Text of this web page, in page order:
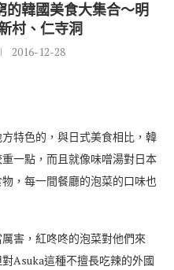
的韓國美食大集合～明
村、仁寺洞
2016-12-28
特色的，與日式美食相比，韓
一點，而且就像味噌湯對日本
，每一間餐廳的泡菜的口味也
害，紅咚咚的泡菜對他們來
Asuka這種不擅長吃辣的外國